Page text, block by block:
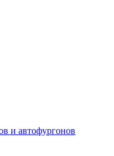
и автофургонов